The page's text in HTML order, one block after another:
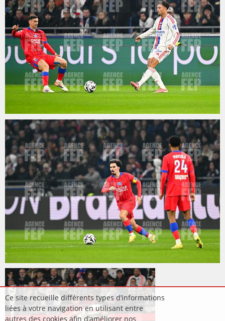
Ce site recueille différents types d’informations
liées à votre navigation en utilisant entre
autres des cookies afin d’améliorer nos